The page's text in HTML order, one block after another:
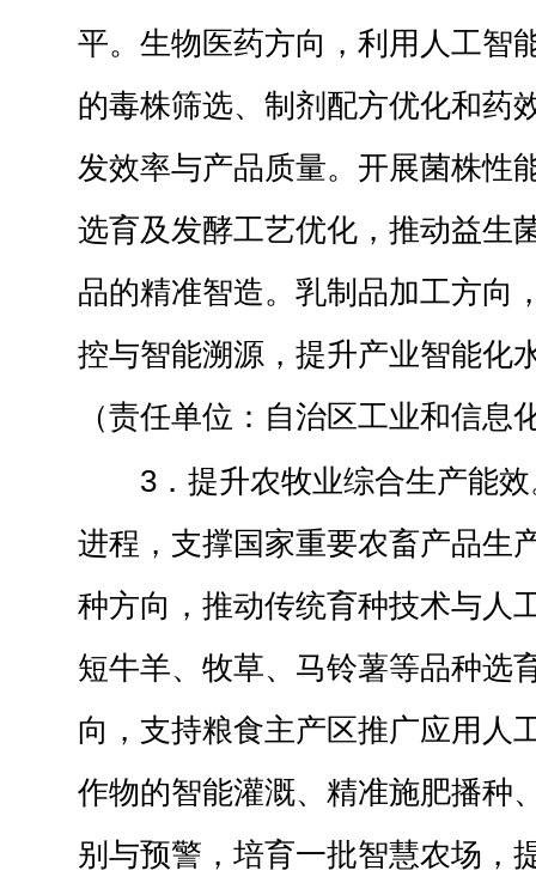
平。生物医药方向，利用人工智
的毒株筛选、制剂配方优化和药
发效率与产品质量。开展菌株性
选育及发酵工艺优化，推动益生
品的精准智造。乳制品加工方向
控与智能溯源，提升产业智能化
（责任单位：自治区工业和信息
3．提升农牧业综合生产能
进程，支撑国家重要农畜产品生
种方向，推动传统育种技术与人
短牛羊、牧草、马铃薯等品种选
向，支持粮食主产区推广应用人
作物的智能灌溉、精准施肥播种
别与预警，培育一批智慧农场，